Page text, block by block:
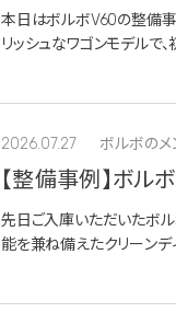
ライザーリンク交
本日はボルボV60の整備事
リッシュなワゴンモデル
2026.07.27 ボルボのメ
【整備事例】ボル
ミングベルト交換
先日ご入庫いただいたボ
能を兼ね備えたクリーンデ